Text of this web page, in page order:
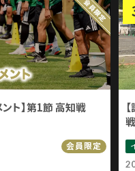
ント】第1節 高知戦
会員限定
戦